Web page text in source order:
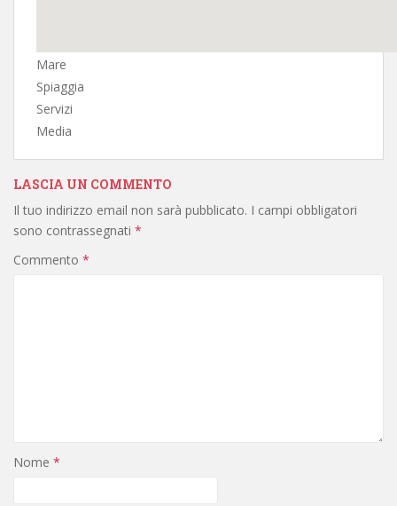
Mare
Spiaggia
Servizi
Media
LASCIA UN COMMENTO
Il tuo indirizzo email non sarà pubblicato. I campi obbligatori
sono contrassegnati *
Commento *
Nome *